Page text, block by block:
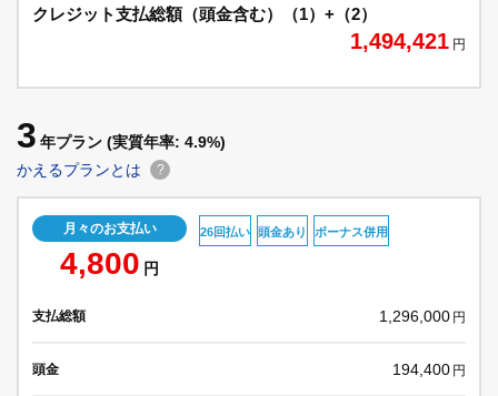
クレジット支払総額（頭金含む）（1）+（2）
1,494,421 円
3 年プラン (実質年率: 4.9%)
かえるプランとは
?
月々のお支払い
4,800 円
26回払い 頭金あり ボーナス併用
支払総額 1,296,000 円
頭金 194,400 円